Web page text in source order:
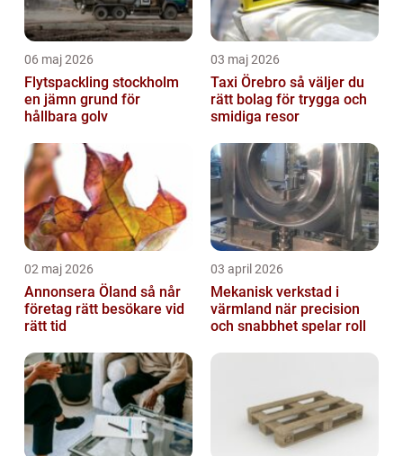
06 maj 2026
Flytspackling stockholm
en jämn grund för
hållbara golv
03 maj 2026
Taxi Örebro så väljer du
rätt bolag för trygga och
smidiga resor
02 maj 2026
Annonsera Öland så når
företag rätt besökare vid
rätt tid
03 april 2026
Mekanisk verkstad i
värmland när precision
och snabbhet spelar roll